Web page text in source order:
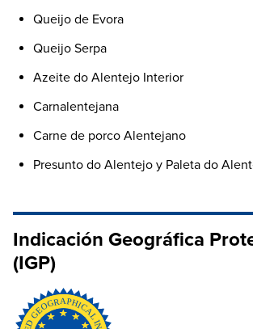
Queijo de Evora
Queijo Serpa
Azeite do Alentejo Interior
Carnalentejana
Carne de porco Alentejano
Presunto do Alentejo y Paleta do
Indicación Geográfica
(IGP)